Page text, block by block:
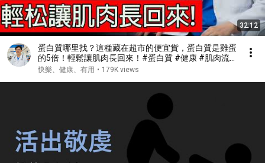
32:12
蛋白質哪里找？這種藏在超市的便宜貨，蛋白質是雞蛋
的5倍！輕鬆讓肌肉長回來！#蛋白質 #健康 #肌肉流
失 #肌少症
快樂、健康、有用 • 179K views